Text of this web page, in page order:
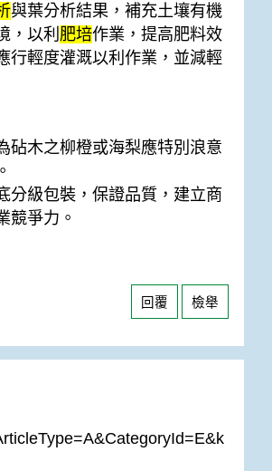
與葉分析結果，補充土壤有機
，以利 肥培作業，提高肥料效
行輕度灌溉以利作業，並減輕
砧木之柳橙或海梨應特別浪意
分級包裝，保證品質，建立商
競爭力。
回覆 檢舉